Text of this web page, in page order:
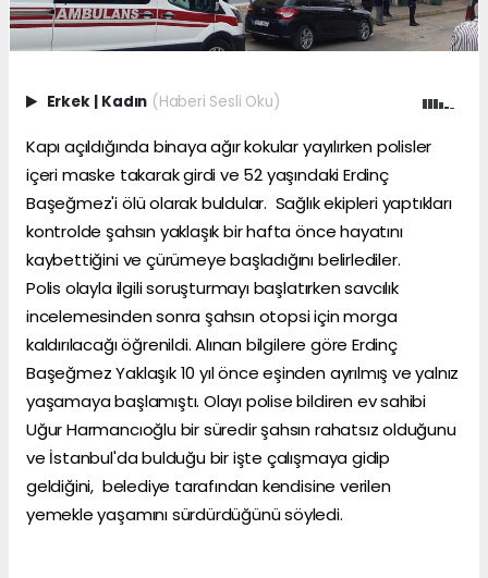
Erkek | Kadın (Haberi Sesli Oku)
Kapı açıldığında binaya ağır kokular yayılırken polisler
içeri maske takarak girdi ve 52 yaşındaki Erdinç
Başeğmez'i ölü olarak buldular. Sağlıkekipleri yaptıkları
kontrolde şahsın yaklaşık bir hafta önce hayatını
kaybettiğini ve çürümeye başladığını belirlediler.
Polis olayla ilgili soruşturmayı başlatırken savcılık
incelemesinden sonra şahsın otopsi için morga
kaldırılacağı öğrenildi. Alınan bilgilere göre Erdinç
Başeğmez Yaklaşık 10 yıl önce eşinden ayrılmış ve yalnız
yaşamaya başlamıştı. Olayı polise bildiren ev sahibi
Uğur Harmancıoğlu bir süredir şahsın rahatsız olduğunu
ve İstanbul'da bulduğu bir işte çalışmaya gidip
geldiğini, belediye tarafından kendisine verilen
yemekle yaşamını sürdürdüğünü söyledi.